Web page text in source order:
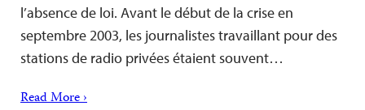
l’absence de loi. Avant le début de la crise en
septembre 2003, les journalistes travaillant pour des
stations de radio privées étaient souvent…
Read More ›